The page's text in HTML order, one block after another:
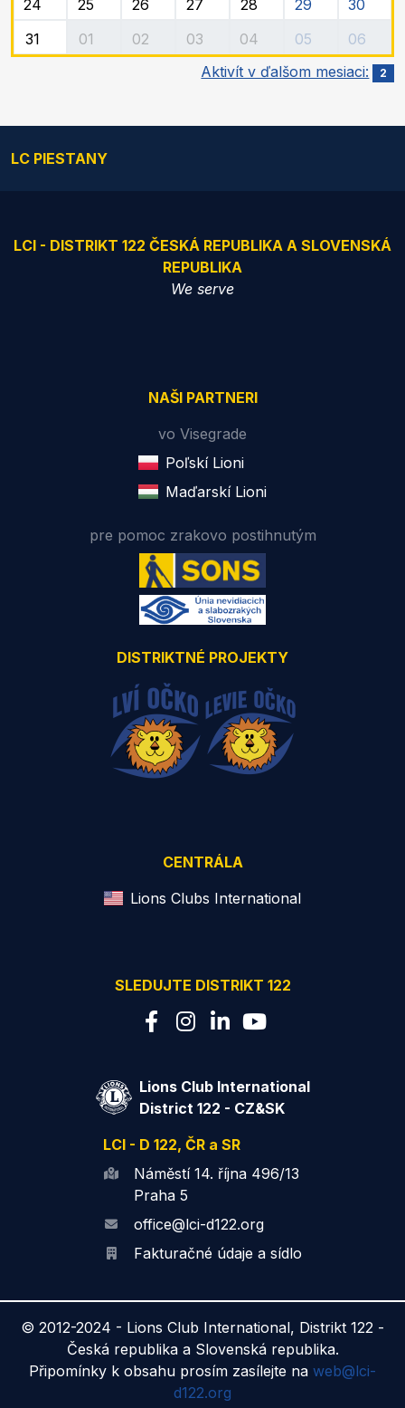
24
25 26 27 28 29
30
31
01 02 03 04 05
06
Aktivít v ďalšom mesiaci:
2
LC PIESTANY
LCI - DISTRIKT 122 ČESKÁ REPUBLIKA A SLOVENSKÁ
REPUBLIKA
We serve
NAŠI PARTNERI
vo Visegrade
Poľskí Lioni
Maďarskí Lioni
pre pomoc zrakovo postihnutým
DISTRIKTNÉ PROJEKTY
CENTRÁLA
Lions Clubs International
SLEDUJTE DISTRIKT 122
Lions Club International
District 122 - CZ&SK
LCI - D 122, ČR a SR
Náměstí 14. října 496/13
Praha 5
office@lci-d122.org
Fakturačné údaje a sídlo
© 2012-2024 - Lions Club International, Distrikt 122 -
Česká republika a Slovenská republika.
Připomínky k obsahu prosím zasílejte na web@lci-
d122.org